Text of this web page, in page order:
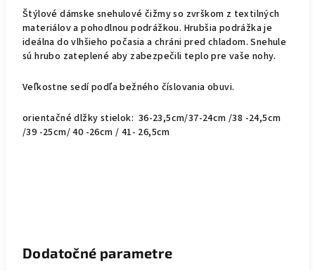
Štýlové dámske snehulové čižmy so zvrškom z textilných
materiálov a pohodlnou podrážkou. Hrubšia podrážka je
ideálna do vlhšieho počasia a chráni pred chladom. Snehule
sú hrubo zateplené aby zabezpečili teplo pre vaše nohy.
Veľkostne sedí podľa bežného číslovania obuvi.
orientačné dlžky stielok: 36-23,5cm/37-24cm /38 -24,5cm
/39 -25cm/ 40 -26cm / 41- 26,5cm
Dodatočné parametre